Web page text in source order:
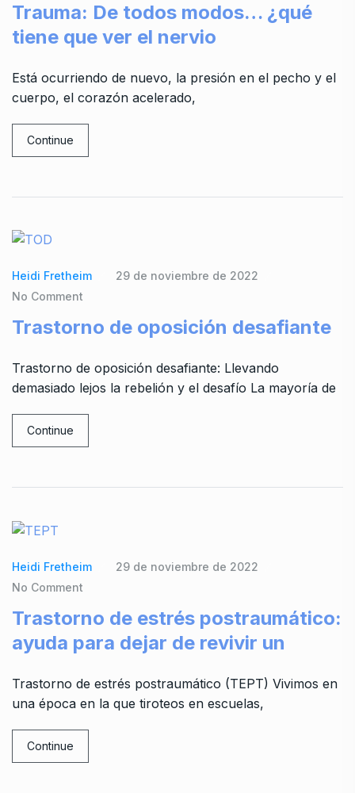
Trauma: De todos modos… ¿qué
tiene que ver el nervio
Está ocurriendo de nuevo, la presión en el pecho y el
cuerpo, el corazón acelerado,
Continue
Heidi Fretheim
29 de noviembre de 2022
No Comment
Trastorno de oposición desafiante
Trastorno de oposición desafiante: Llevando
demasiado lejos la rebelión y el desafío La mayoría de
Continue
Heidi Fretheim
29 de noviembre de 2022
No Comment
Trastorno de estrés postraumático:
ayuda para dejar de revivir un
Trastorno de estrés postraumático (TEPT) Vivimos en
una época en la que tiroteos en escuelas,
Continue